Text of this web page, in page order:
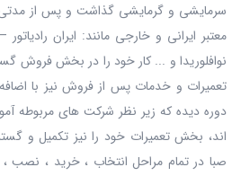
سرمایشی و گرمایشی گذاشت و پس از
معتبر ایرانی و خارجی مانند: ایران
نوافلوریدا و ... کار خود را در بخش فروش
تعمیرات و خدمات پس از فروش نیز با
دوره دیده که زیر نظر شرکت های مربوطه
اند، بخش تعمیرات خود را نیز تکمیل و
صبا در تمام مراحل انتخاب ، خرید ، نصب ،